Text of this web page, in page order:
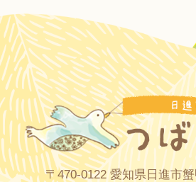
〒470-0122 愛知県日進市